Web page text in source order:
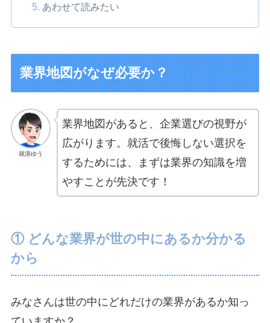
あわせて読みたい
業界地図がなぜ必要か？
就浪ゆう
業界地図があると、企業選びの視野が
広がります。就活で後悔しない選択を
するためには、まずは業界の知識を増
やすことが先決です！
① どんな業界が世の中にあるか分かる
から
みなさんは世の中にどれだけの業界があるか知っ